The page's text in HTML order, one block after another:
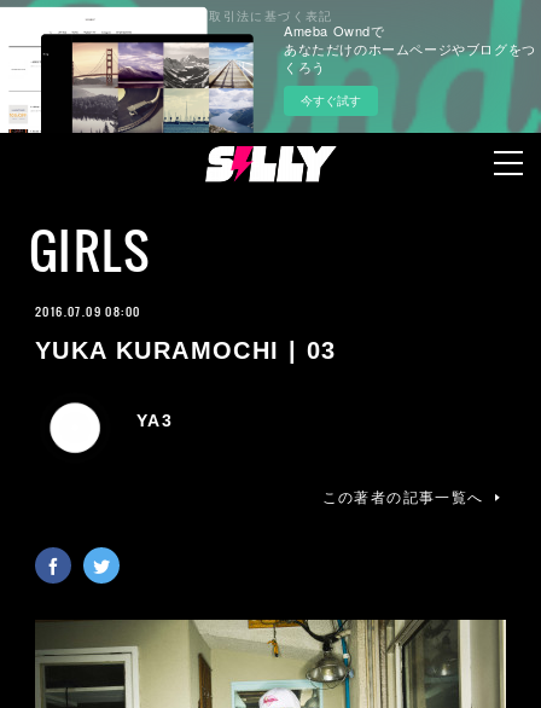
Ameba Owndで
あなただけのホームページやブログをつ
くろう
今すぐ試す
GIRLS
2016.07.09 08:00
YUKA KURAMOCHI | 03
YA3
この著者の記事一覧へ
プライバシーポリシー 特定商取引法に基づく表記